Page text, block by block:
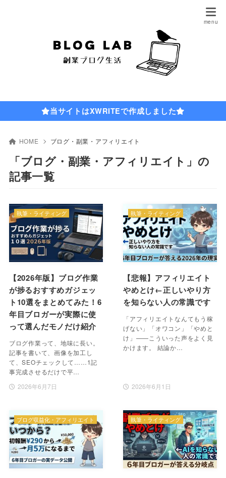
当サイトはXWRITEで作成しました
HOME ブログ・副業・アフィリエイト
「ブログ・副業・アフィリエイト」の
記事一覧
【2026年版】ブログ作業
が捗るおすすめガジェッ
ト10選をまとめてみた！6
年目ブロガーが実際に使
って選んだモノだけ紹介
ブログ作業って、地味に長い。
記事を書いて、画像を加工し
て、SEOチェックして……1記
事完成させるだけで平…
2026年6月7日
執筆・ライティング
【悲報】アフィリエイト
やめとけ←正しいやり方
を知らない人の常識です
「アフィリエイトなんてもう稼
げない」「オワコン」「やめと
け」——こういった声をよく見
かけます。 結論か…
2026年6月1日
執筆・ライティング
ブログ収益化・アフィリエイト 執筆・ライティング